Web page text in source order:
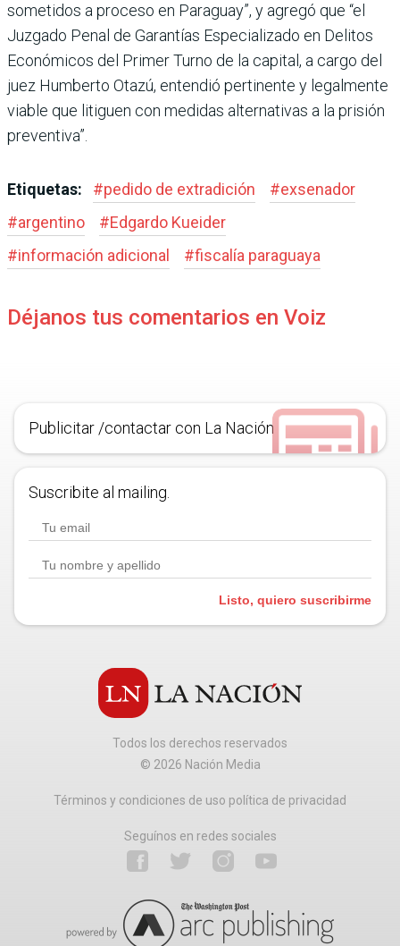
sometidos a proceso en Paraguay”, y agregó que “el
Juzgado Penal de Garantías Especializado en Delitos
Económicos del Primer Turno de la capital, a cargo del
juez Humberto Otazú, entendió pertinente y legalmente
viable que litiguen con medidas alternativas a la prisión
preventiva”.
Etiquetas: #pedido de extradición #exsenador
#argentino #Edgardo Kueider
#información adicional #fiscalía paraguaya
Déjanos tus comentarios en Voiz
Publicitar /contactar con La Nación
Suscribite al mailing.
Listo, quiero suscribirme
Todos los derechos reservados
© 2026 Nación Media
Términos y condiciones de uso política de privacidad
Seguínos en redes sociales